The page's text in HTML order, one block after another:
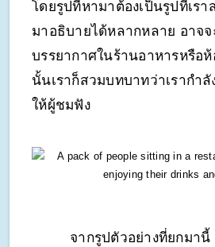
โดยรูปที่หามาต้องเป็นรูปที่เร
มาอธิบายได้หลากหลาย อาจจ
บรรยากาศในร้านอาหารหรือ
นั้นเราก็สวมบทบาทว่าเรากำ
ให้ผู้ชมฟัง
จากรูปตัวอย่างที่ยกมานี้